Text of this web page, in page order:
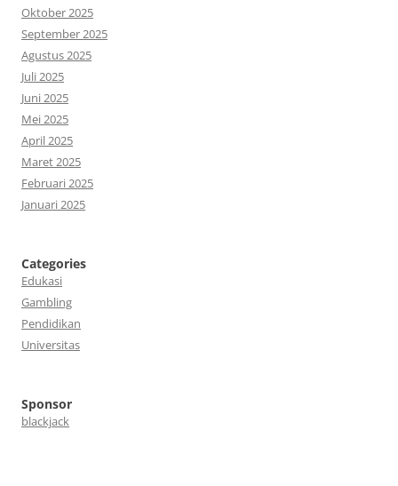
Oktober 2025
September 2025
Agustus 2025
Juli 2025
Juni 2025
Mei 2025
April 2025
Maret 2025
Februari 2025
Januari 2025
Categories
Edukasi
Gambling
Pendidikan
Universitas
Sponsor
blackjack